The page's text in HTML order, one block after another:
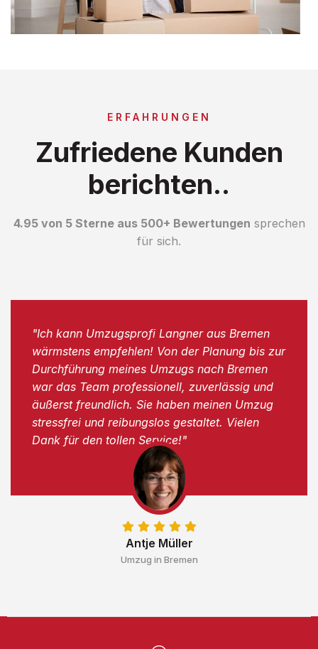
ERFAHRUNGEN
Zufriedene Kunden
berichten..
4.95 von 5 Sterne aus 500+ Bewertungen sprechen
für sich.
Antje Müller
Umzug in Bremen
"Ich kann Umzugsprofi Langner aus Bremen
wärmstens empfehlen! Von der Planung bis zur
Durchführung meines Umzugs nach Bremen
war das Team professionell, zuverlässig und
äußerst freundlich. Sie haben meinen Umzug
stressfrei und reibungslos gestaltet. Vielen
Dank für den tollen Service!"